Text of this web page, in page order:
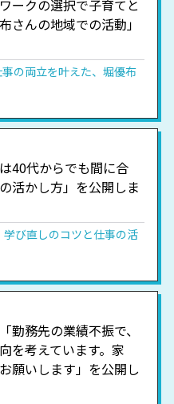
ークの選択で子育てと
さんの地域での活動」
の両立を叶えた、堀優布
40代からでも間に合
活かし方」を公開しま
び直しのコツと仕事の活
勤務先の業績不振で、
を考えています。家
願いします」を公開し